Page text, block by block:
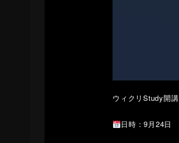
ウィクリStudy開講
日時：9月24日